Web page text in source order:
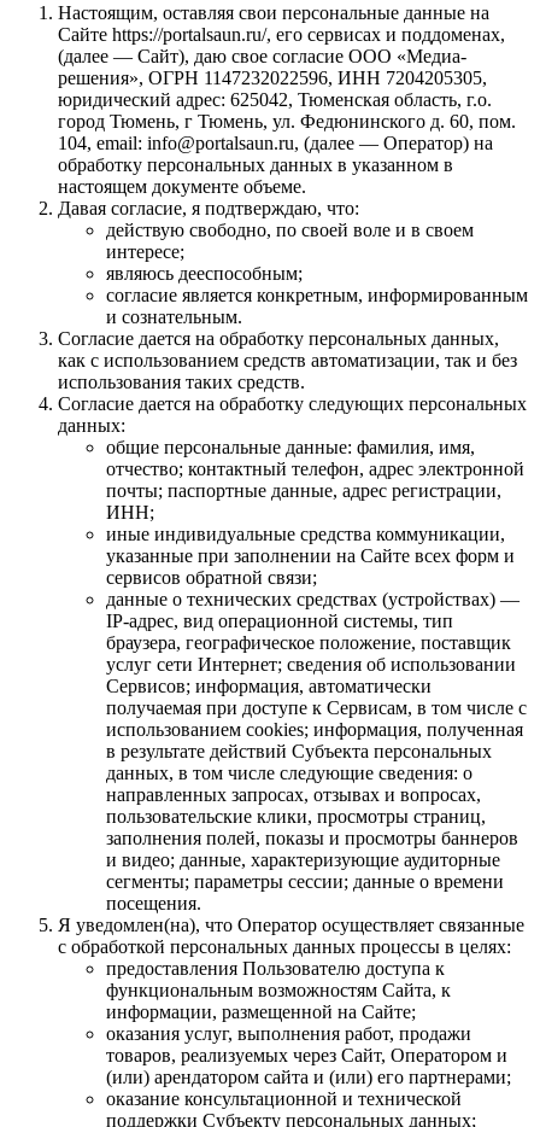
Настоящим, оставляя свои персональные данные на
Сайте https://portalsaun.ru/, его сервисах и поддоменах,
(далее — Сайт), даю свое согласие ООО «Медиа-
решения», ОГРН 1147232022596, ИНН 7204205305,
юридический адрес: 625042, Тюменская область, г.о.
город Тюмень, г Тюмень, ул. Федюнинского д. 60, пом.
104, email: info@portalsaun.ru, (далее — Оператор) на
обработку персональных данных в указанном в
настоящем документе объеме.
Давая согласие, я подтверждаю, что:
действую свободно, по своей воле и в своем
интересе;
являюсь дееспособным;
согласие является конкретным, информированным
и сознательным.
Согласие дается на обработку персональных данных,
как с использованием средств автоматизации, так и без
использования таких средств.
Согласие дается на обработку следующих персональных
данных:
общие персональные данные: фамилия, имя,
отчество; контактный телефон, адрес электронной
почты; паспортные данные, адрес регистрации,
ИНН;
иные индивидуальные средства коммуникации,
указанные при заполнении на Сайте всех форм и
сервисов обратной связи;
данные о технических средствах (устройствах) —
IP-адрес, вид операционной системы, тип
браузера, географическое положение, поставщик
услуг сети Интернет; сведения об использовании
Сервисов; информация, автоматически
получаемая при доступе к Сервисам, в том числе с
использованием cookies; информация, полученная
в результате действий Субъекта персональных
данных, в том числе следующие сведения: о
направленных запросах, отзывах и вопросах,
пользовательские клики, просмотры страниц,
заполнения полей, показы и просмотры баннеров
и видео; данные, характеризующие аудиторные
сегменты; параметры сессии; данные о времени
посещения.
Я уведомлен(на), что Оператор осуществляет связанные
с обработкой персональных данных процессы в целях:
предоставления Пользователю доступа к
функциональным возможностям Сайта, к
информации, размещенной на Сайте;
оказания услуг, выполнения работ, продажи
товаров, реализуемых через Сайт, Оператором и
(или) арендатором сайта и (или) его партнерами;
оказание консультационной и технической
поддержки Субъекту персональных данных;